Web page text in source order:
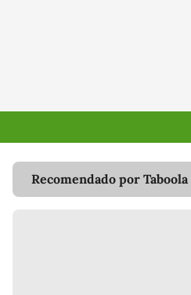
Recomendado por Taboola